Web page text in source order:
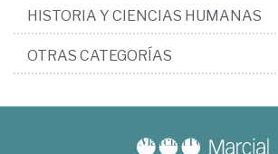
HISTORIA Y CIENCIAS HUMANAS
OTRAS CATEGORÍAS